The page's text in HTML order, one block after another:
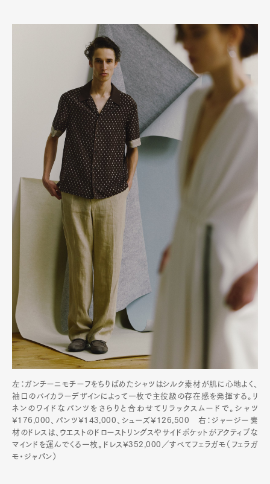
左：ガンチーニモチーフをちりばめたシャツはシルク素材が肌に心地よく、
袖口のバイカラーデザインによって一枚で主役級の存在感を発揮する。リ
ネンのワイドなパンツをさらりと合わせてリラックスムードで。シャツ
¥176,000、パンツ¥143,000、シューズ¥126,500 右：ジャージー素
材のドレスは、ウエストのドローストリングスやサイドポケットがアクティブな
マインドを運んでくる一枚。ドレス¥352,000／すべてフェラガモ（フェラガ
モ・ジャパン）